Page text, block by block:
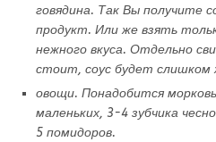
говядина. Так Вы получите
продукт. Или же взять
нежного вкуса. Отдельно
стоит, соус будет слишком
овощи. Понадобится
маленьких, 3-4 зубчика
5 помидоров.